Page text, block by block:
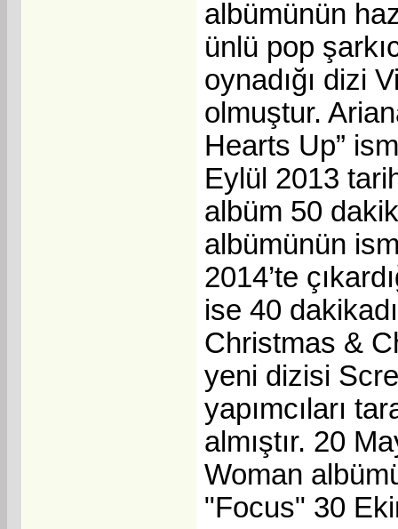
albümünün
ünlü pop
oynadığı dizi
olmuştur.
Hearts Up”
Eylül 2013
albüm 50
albümünün
2014’te
ise 40
Christmas &
yeni dizisi
yapımcıları
almıştır. 20
Woman
"Focus" 30